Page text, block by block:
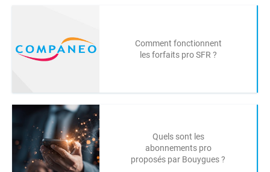
Comment fonctionnent
les forfaits pro SFR ?
Quels sont les
abonnements pro
proposés par Bouygues ?